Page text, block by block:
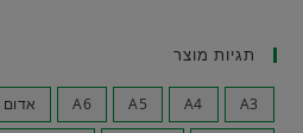
תגיות מוצר
A3
A4
A5
A6 אדום